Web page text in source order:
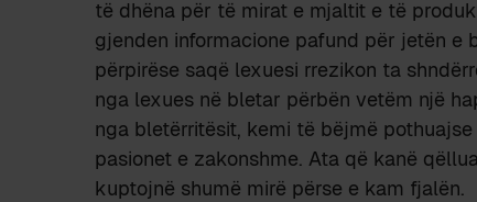
të dhëna për të mirat e mjaltit e të
gjenden informacione pafund për jetën e
përpirëse saqë lexuesi rrezikon ta
nga lexues në bletar përbën vetëm një
nga bletërritësit, kemi të bëjmë
pasionet e zakonshme. Ata që kanë
kuptojnë shumë mirë përse e kam fjalën.